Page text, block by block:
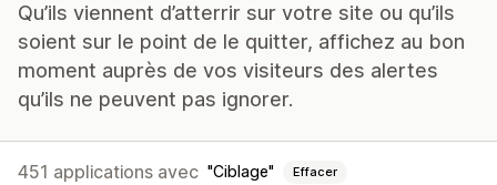
Qu’ils viennent d’atterrir sur votre site ou qu’ils
soient sur le point de le quitter, affichez au bon
moment auprès de vos visiteurs des alertes
qu’ils ne peuvent pas ignorer.
451 applications avec Ciblage Effacer